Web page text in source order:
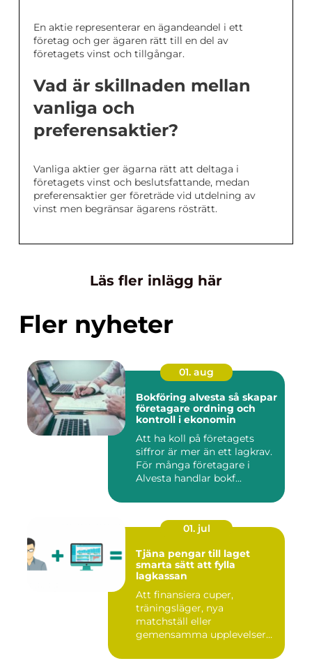
En aktie representerar en ägandeandel i ett
företag och ger ägaren rätt till en del av
företagets vinst och tillgångar.
Vad är skillnaden mellan
vanliga och
preferensaktier?
Vanliga aktier ger ägarna rätt att deltaga i
företagets vinst och beslutsfattande, medan
preferensaktier ger företräde vid utdelning av
vinst men begränsar ägarens rösträtt.
Läs fler inlägg här
Fler nyheter
01. aug
Bokföring alvesta så skapar
företagare ordning och
kontroll i ekonomin
Att ha koll på företagets
siffror är mer än ett lagkrav.
För många företagare i
Alvesta handlar bokf...
01. jul
Tjäna pengar till laget
smarta sätt att fylla
lagkassan
Att finansiera cuper,
träningsläger, nya
matchställ eller
gemensamma upplevelser